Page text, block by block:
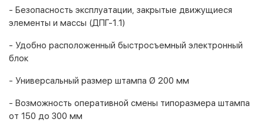
- Безопасность эксплуатации, закрытые движущиеся
элементы и массы (ДПГ-1.1)
- Удобно расположенный быстросъемный электронный
блок
- Универсальный размер штампа Ø 200 мм
- Возможность оперативной смены типоразмера штампа
от 150 до 300 мм